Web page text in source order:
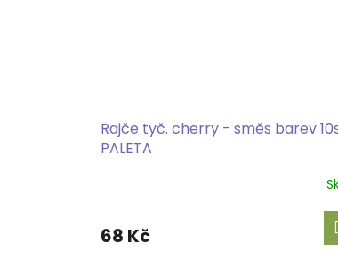
Rajče tyč. cherry - směs barev
PALETA
68 Kč